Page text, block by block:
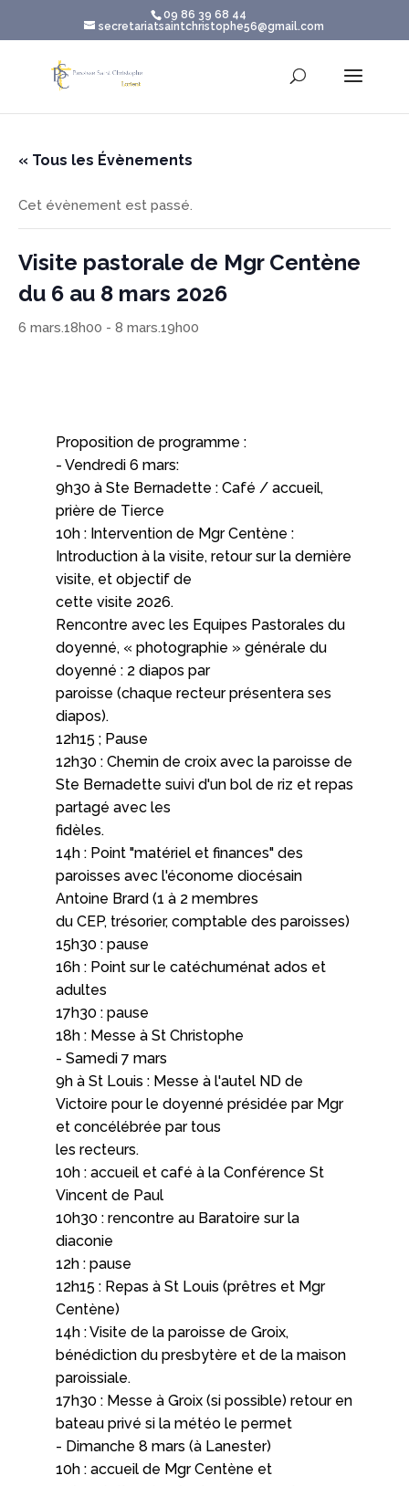
09 86 39 68 44
secretariatsaintchristophe56@gmail.com
« Tous les Évènements
Cet évènement est passé.
Visite pastorale de Mgr Centène
du 6 au 8 mars 2026
6 mars.18h00 - 8 mars.19h00
Proposition de programme :
- Vendredi 6 mars:
9h30 à Ste Bernadette : Café / accueil,
prière de Tierce
10h : Intervention de Mgr Centène :
Introduction à la visite, retour sur la dernière
visite, et objectif de
cette visite 2026.
Rencontre avec les Equipes Pastorales du
doyenné, « photographie » générale du
doyenné : 2 diapos par
paroisse (chaque recteur présentera ses
diapos).
12h15 ; Pause
12h30 : Chemin de croix avec la paroisse de
Ste Bernadette suivi d'un bol de riz et repas
partagé avec les
fidèles.
14h : Point "matériel et finances" des
paroisses avec l'économe diocésain
Antoine Brard (1 à 2 membres
du CEP, trésorier, comptable des paroisses)
15h30 : pause
16h : Point sur le catéchuménat ados et
adultes
17h30 : pause
18h : Messe à St Christophe
- Samedi 7 mars
9h à St Louis : Messe à l'autel ND de
Victoire pour le doyenné présidée par Mgr
et concélébrée par tous
les recteurs.
10h : accueil et café à la Conférence St
Vincent de Paul
10h30 : rencontre au Baratoire sur la
diaconie
12h : pause
12h15 : Repas à St Louis (prêtres et Mgr
Centène)
14h : Visite de la paroisse de Groix,
bénédiction du presbytère et de la maison
paroissiale.
17h30 : Messe à Groix (si possible) retour en
bateau privé si la météo le permet
- Dimanche 8 mars (à Lanester)
10h : accueil de Mgr Centène et